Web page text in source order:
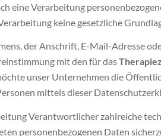
eine Verarbeitung
keine gesetzliche
der Anschrift, E-Mail-Adresse
mit den für das
unser Unternehmen die
mittels dieser
Verantwortlicher zahlreiche
personenbezogenen Daten